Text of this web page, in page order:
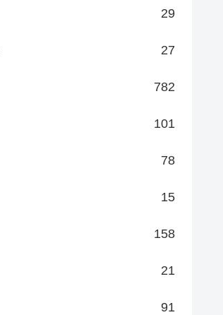
29
27
782
101
78
15
158
21
91